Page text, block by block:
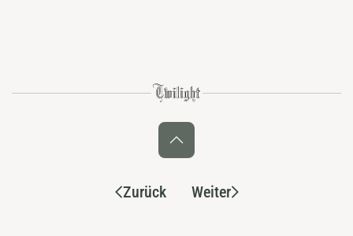
Zurück Weiter